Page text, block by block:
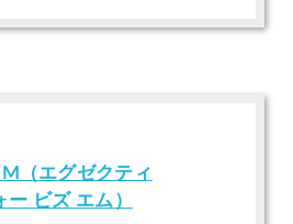
（エグゼクティ
ビズ エム）